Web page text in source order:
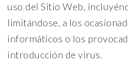
uso del Sitio Web,
limitándose, a los
informáticos o los
introducción de virus.